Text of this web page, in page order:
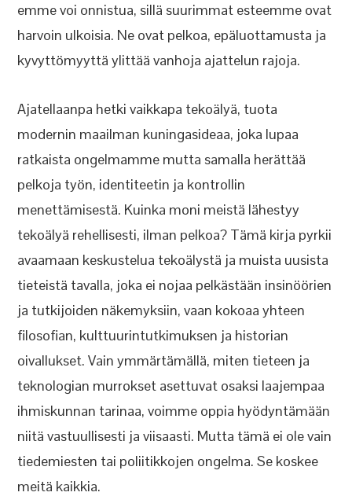
emme voi onnistua, sillä suurimmat esteemme ovat
harvoin ulkoisia. Ne ovat pelkoa, epäluottamusta ja
kyvyttömyyttä ylittää vanhoja ajattelun rajoja.
Ajatellaanpa hetki vaikkapa tekoälyä, tuota
modernin maailman kuningasideaa, joka lupaa
ratkaista ongelmamme mutta samalla herättää
pelkoja työn, identiteetin ja kontrollin
menettämisestä. Kuinka moni meistä lähestyy
tekoälyä rehellisesti, ilman pelkoa? Tämä kirja pyrkii
avaamaan keskustelua tekoälystä ja muista uusista
tieteistä tavalla, joka ei nojaa pelkästään insinöörien
ja tutkijoiden näkemyksiin, vaan kokoaa yhteen
filosofian, kulttuurintutkimuksen ja historian
oivallukset. Vain ymmärtämällä, miten tieteen ja
teknologian murrokset asettuvat osaksi laajempaa
ihmiskunnan tarinaa, voimme oppia hyödyntämään
niitä vastuullisesti ja viisaasti. Mutta tämä ei ole vain
tiedemiesten tai poliitikkojen ongelma. Se koskee
meitä kaikkia.